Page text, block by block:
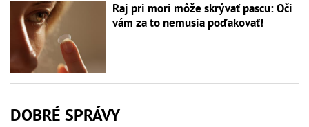
Raj pri mori môže skrývať pascu: Oči
vám za to nemusia poďakovať!
DOBRÉ SPRÁVY